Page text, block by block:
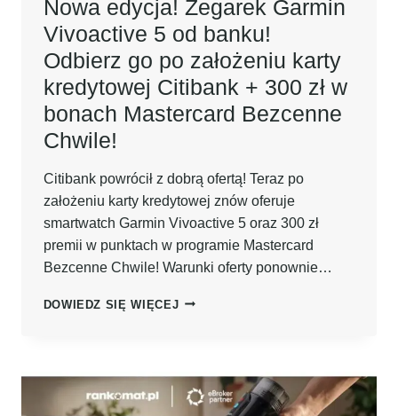
Nowa edycja! Zegarek Garmin
Vivoactive 5 od banku!
Odbierz go po założeniu karty
kredytowej Citibank + 300 zł w
bonach Mastercard Bezcenne
Chwile!
Citibank powrócił z dobrą ofertą! Teraz po
założeniu karty kredytowej znów oferuje
smartwatch Garmin Vivoactive 5 oraz 300 zł
premii w punktach w programie Mastercard
Bezcenne Chwile! Warunki oferty ponownie…
DOWIEDZ SIĘ WIĘCEJNOWA
OD